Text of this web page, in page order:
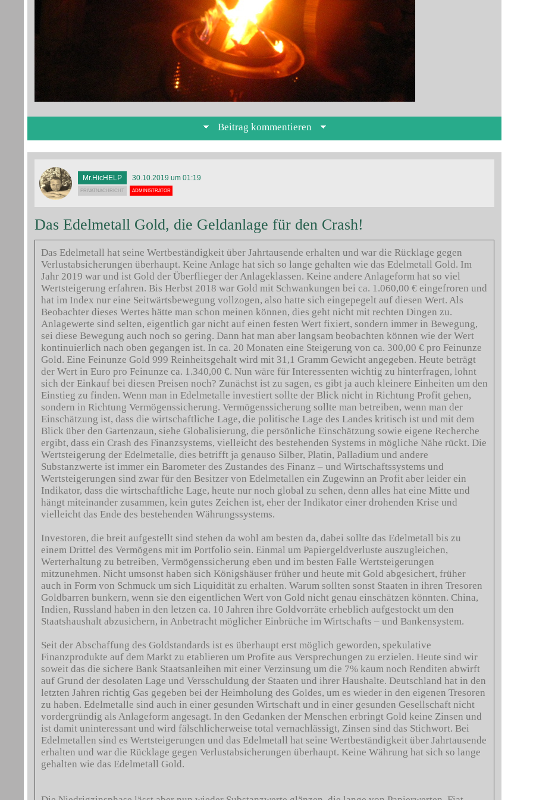
Beitrag kommentieren
Mr.HicHELP
PRIVATNACHRICHT
30.10.2019 um 01:19
ADMINISTRATOR
Das Edelmetall Gold, die Geldanlage für den Crash!
Das Edelmetall hat seine Wertbeständigkeit über Jahrtausende erhalten und war die Rücklage gegen
Verlustabsicherungen überhaupt. Keine Anlage hat sich so lange gehalten wie das Edelmetall Gold. Im
Jahr 2019 war und ist Gold der Überflieger der Anlageklassen. Keine andere Anlageform hat so viel
Wertsteigerung erfahren. Bis Herbst 2018 war Gold mit Schwankungen bei ca. 1.060,00 € eingefroren und
hat im Index nur eine Seitwärtsbewegung vollzogen, also hatte sich eingepegelt auf diesen Wert. Als
Beobachter dieses Wertes hätte man schon meinen können, dies geht nicht mit rechten Dingen zu.
Anlagewerte sind selten, eigentlich gar nicht auf einen festen Wert fixiert, sondern immer in Bewegung,
sei diese Bewegung auch noch so gering. Dann hat man aber langsam beobachten können wie der Wert
kontinuierlich nach oben gegangen ist. In ca. 20 Monaten eine Steigerung von ca. 300,00 € pro Feinunze
Gold. Eine Feinunze Gold 999 Reinheitsgehalt wird mit 31,1 Gramm Gewicht angegeben. Heute beträgt
der Wert in Euro pro Feinunze ca. 1.340,00 €. Nun wäre für Interessenten wichtig zu hinterfragen, lohnt
sich der Einkauf bei diesen Preisen noch? Zunächst ist zu sagen, es gibt ja auch kleinere Einheiten um den
Einstieg zu finden. Wenn man in Edelmetalle investiert sollte der Blick nicht in Richtung Profit gehen,
sondern in Richtung Vermögenssicherung. Vermögenssicherung sollte man betreiben, wenn man der
Einschätzung ist, dass die wirtschaftliche Lage, die politische Lage des Landes kritisch ist und mit dem
Blick über den Gartenzaun, siehe Globalisierung, die persönliche Einschätzung sowie eigene Recherche
ergibt, dass ein Crash des Finanzsystems, vielleicht des bestehenden Systems in mögliche Nähe rückt. Die
Wertsteigerung der Edelmetalle, dies betrifft ja genauso Silber, Platin, Palladium und andere
Substanzwerte ist immer ein Barometer des Zustandes des Finanz – und Wirtschaftssystems und
Wertsteigerungen sind zwar für den Besitzer von Edelmetallen ein Zugewinn an Profit aber leider ein
Indikator, dass die wirtschaftliche Lage, heute nur noch global zu sehen, denn alles hat eine Mitte und
hängt miteinander zusammen, kein gutes Zeichen ist, eher der Indikator einer drohenden Krise und
vielleicht das Ende des bestehenden Währungssystems.
Investoren, die breit aufgestellt sind stehen da wohl am besten da, dabei sollte das Edelmetall bis zu
einem Drittel des Vermögens mit im Portfolio sein. Einmal um Papiergeldverluste auszugleichen,
Werterhaltung zu betreiben, Vermögenssicherung eben und im besten Falle Wertsteigerungen
mitzunehmen. Nicht umsonst haben sich Königshäuser früher und heute mit Gold abgesichert, früher
auch in Form von Schmuck um sich Liquidität zu erhalten. Warum sollten sonst Staaten in ihren Tresoren
Goldbarren bunkern, wenn sie den eigentlichen Wert von Gold nicht genau einschätzen könnten. China,
Indien, Russland haben in den letzen ca. 10 Jahren ihre Goldvorräte erheblich aufgestockt um den
Staatshaushalt abzusichern, in Anbetracht möglicher Einbrüche im Wirtschafts – und Bankensystem.
Seit der Abschaffung des Goldstandards ist es überhaupt erst möglich geworden, spekulative
Finanzprodukte auf dem Markt zu etablieren um Profite aus Versprechungen zu erzielen. Heute sind wir
soweit das die sichere Bank Staatsanleihen mit einer Verzinsung um die 7% kaum noch Renditen abwirft
auf Grund der desolaten Lage und Versschuldung der Staaten und ihrer Haushalte. Deutschland hat in den
letzten Jahren richtig Gas gegeben bei der Heimholung des Goldes, um es wieder in den eigenen Tresoren
zu haben. Edelmetalle sind auch in einer gesunden Wirtschaft und in einer gesunden Gesellschaft nicht
vordergründig als Anlageform angesagt. In den Gedanken der Menschen erbringt Gold keine Zinsen und
ist damit uninteressant und wird fälschlicherweise total vernachlässigt, Zinsen sind das Stichwort. Bei
Edelmetallen sind es Wertsteigerungen und das Edelmetall hat seine Wertbeständigkeit über Jahrtausende
erhalten und war die Rücklage gegen Verlustabsicherungen überhaupt. Keine Währung hat sich so lange
gehalten wie das Edelmetall Gold.